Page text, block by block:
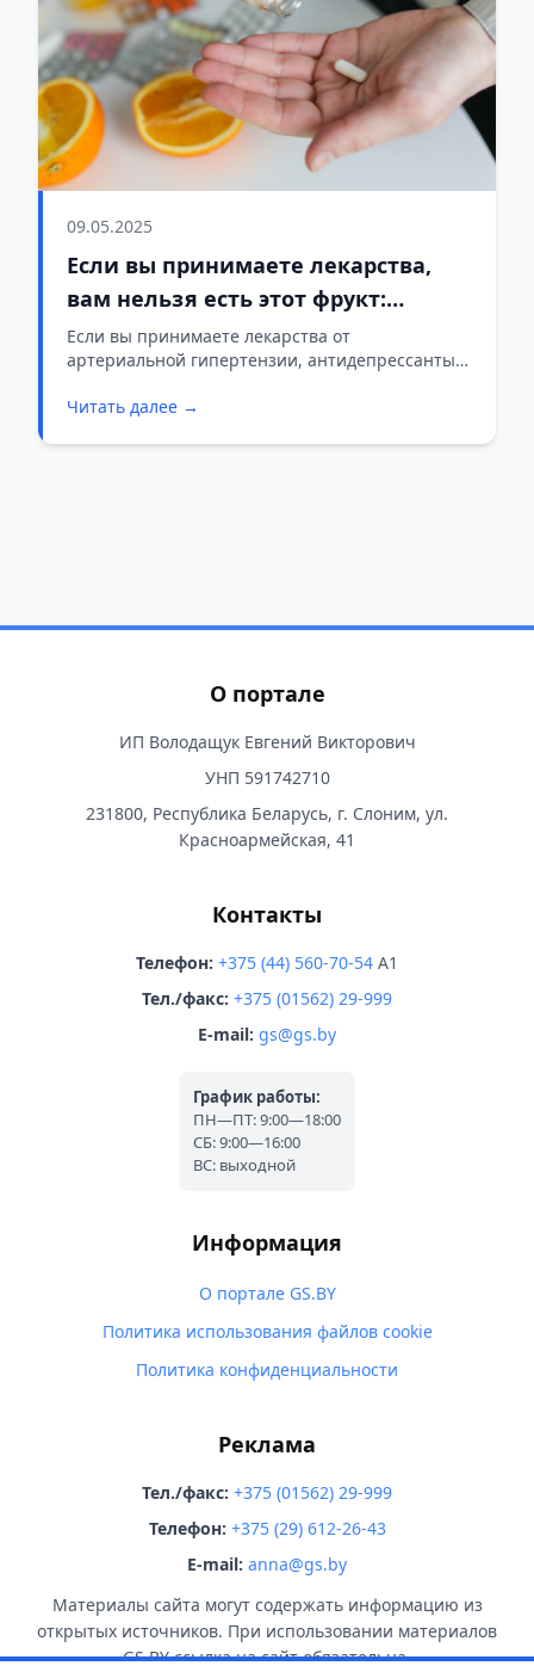
09.05.2025
Если вы принимаете лекарства,
вам нельзя есть этот фрукт:
терапия может стать ядом
Если вы принимаете лекарства от
артериальной гипертензии, антидепрессанты,
антибиотики, вам следует избегать
Читать далее →
О портале
ИП Володащук Евгений Викторович
УНП 591742710
231800, Республика Беларусь, г. Слоним, ул.
Красноармейская, 41
Контакты
Телефон: +375 (44) 560-70-54 A1
Тел./факс: +375 (01562) 29-999
E-mail: gs@gs.by
График работы:
ПН—ПТ: 9:00—18:00
СБ: 9:00—16:00
ВС: выходной
Информация
О портале GS.BY
Политика использования файлов cookie
Политика конфиденциальности
Реклама
Тел./факс: +375 (01562) 29-999
Телефон: +375 (29) 612-26-43
E-mail: anna@gs.by
Материалы сайта могут содержать информацию из
открытых источников. При использовании материалов
GS.BY ссылка на сайт обязательна.